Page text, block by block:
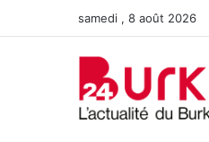
samedi , 8 août 2026